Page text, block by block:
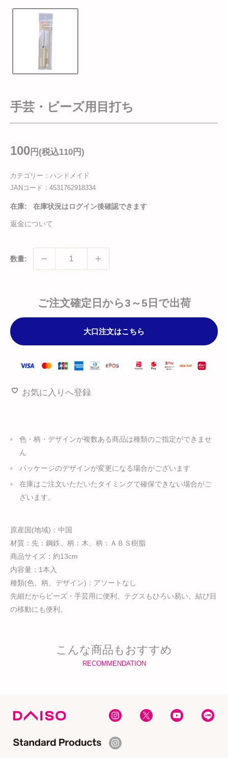
手芸・ビーズ用目打ち
100円 (税込110円)
カテゴリー：ハンドメイド
JANコード： 4531762918334
在庫: 在庫状況はログイン後確認できます
返金について
数量:
ご注文確定日から3～5日で出荷
大口注文はこちら
お気に入りへ登録
色・柄・デザインが複数ある商品は種類のご指定ができませ
ん
パッケージのデザインが変更になる場合がございます
在庫はご注文いただいたタイミングで確保できない場合がご
ざいます。
原産国(地域)：中国
材質：先：鋼鉄、柄：木、柄：ＡＢＳ樹脂
商品サイズ：約13cm
内容量：1本入
種類(色、柄、デザイン)：アソートなし
先細だからビーズ・手芸用に便利。テグスもひろい易い。結び目
の移動にも便利。
こんな商品もおすすめ
RECOMMENDATION